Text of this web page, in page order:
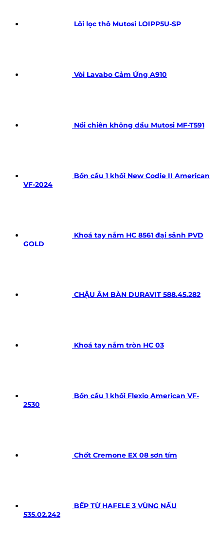
Lõi lọc thô Mutosi LOIPP5U-SP
Vòi Lavabo Cảm Ứng A910
Nồi chiên không dầu Mutosi MF-T591
Bồn cầu 1 khối New Codie II American
VF-2024
Khoá tay nắm HC 8561 đại sảnh PVD
GOLD
CHẬU ÂM BÀN DURAVIT 588.45.282
Khoá tay nắm tròn HC 03
Bồn cầu 1 khối Flexio American VF-
2530
Chốt Cremone EX 08 sơn tím
BẾP TỪ HAFELE 3 VÙNG NẤU
535.02.242